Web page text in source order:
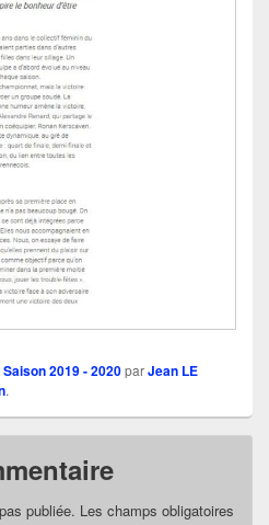
Saison 2019 - 2020parJean LE
.
publiée. Les champs obligatoires